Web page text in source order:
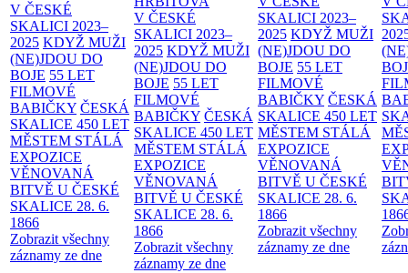
V ČESKÉ
SKALICI 2023–
2025 KDYŽ MUŽI
(NE)JDOU DO
BOJE 55 LET
FILMOVÉ
BABIČKY ČESKÁ
SKALICE 450 LET
MĚSTEM STÁLÁ
EXPOZICE
VĚNOVANÁ
BITVĚ U ČESKÉ
SKALICE 28. 6.
1866
Zobrazit všechny
záznamy ze dne
V ČESKÉ
SKALICI 2023–
2025 KDYŽ MUŽI
(NE)JDOU DO
BOJE 55 LET
FILMOVÉ
BABIČKY ČESKÁ
SKALICE 450 LET
MĚSTEM STÁLÁ
EXPOZICE
VĚNOVANÁ
BITVĚ U ČESKÉ
SKALICE 28. 6.
1866
Zobrazit všechny
záznamy ze dne
SKALICI 2023–
2025 KDYŽ MUŽI
(NE)JDOU DO
BOJE 55 LET
FILMOVÉ
BABIČKY ČESKÁ
SKALICE 450 LET
MĚSTEM STÁLÁ
EXPOZICE
VĚNOVANÁ
BITVĚ U ČESKÉ
SKALICE 28. 6.
1866
Zobrazit všechny
záznamy ze dne